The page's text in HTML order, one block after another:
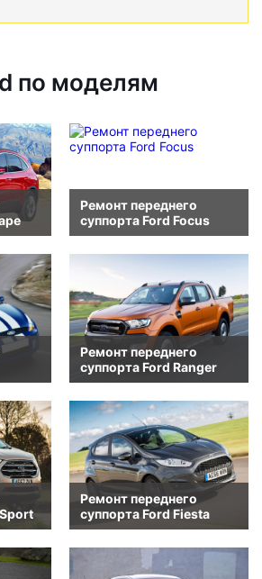
по моделям
Ремонт переднего
суппорта Ford Focus
Ремонт переднего
суппорта Ford Ranger
Ремонт переднего
суппорта Ford Fiesta